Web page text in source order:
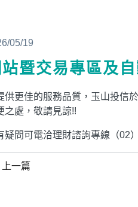
05/19
暨交易專區及
供更佳的服務品質，玉山投信
之處，敬請見諒!!
疑問可電洽理財諮詢專線（02
上一篇